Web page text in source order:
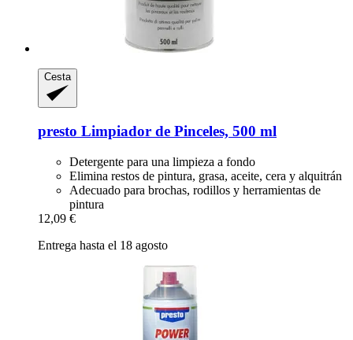
Cesta
presto Limpiador de Pinceles, 500 ml
Detergente para una limpieza a fondo
Elimina restos de pintura, grasa, aceite, cera y alquitrán
Adecuado para brochas, rodillos y herramientas de
pintura
12,09 €
Entrega hasta el 18 agosto